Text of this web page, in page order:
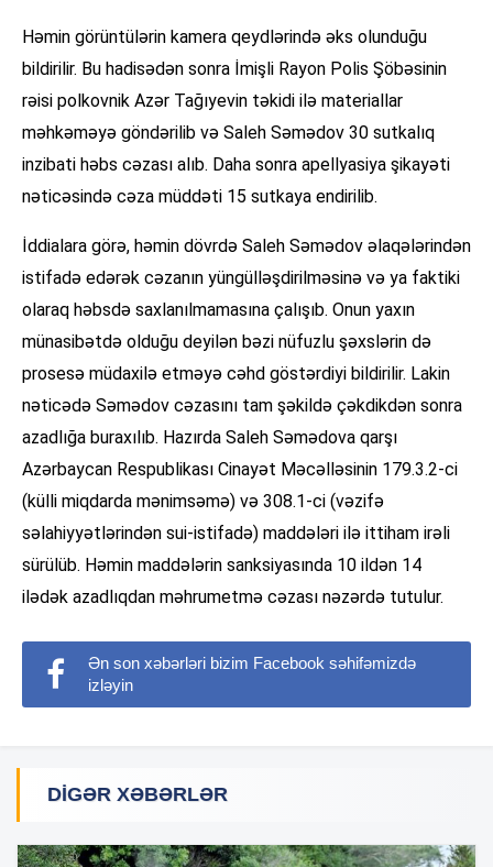
Həmin görüntülərin kamera qeydlərində əks olunduğu
bildirilir. Bu hadisədən sonra İmişli Rayon Polis Şöbəsinin
rəisi polkovnik Azər Tağıyevin təkidi ilə materiallar
məhkəməyə göndərilib və Saleh Səmədov 30 sutkalıq
inzibati həbs cəzası alıb. Daha sonra apellyasiya şikayəti
nəticəsində cəza müddəti 15 sutkaya endirilib.
İddialara görə, həmin dövrdə Saleh Səmədov əlaqələrindən
istifadə edərək cəzanın yüngülləşdirilməsinə və ya faktiki
olaraq həbsdə saxlanılmamasına çalışıb. Onun yaxın
münasibətdə olduğu deyilən bəzi nüfuzlu şəxslərin də
prosesə müdaxilə etməyə cəhd göstərdiyi bildirilir. Lakin
nəticədə Səmədov cəzasını tam şəkildə çəkdikdən sonra
azadlığa buraxılıb. Hazırda Saleh Səmədova qarşı
Azərbaycan Respublikası Cinayət Məcəlləsinin 179.3.2-ci
(külli miqdarda mənimsəmə) və 308.1-ci (vəzifə
səlahiyyətlərindən sui-istifadə) maddələri ilə ittiham irəli
sürülüb. Həmin maddələrin sanksiyasında 10 ildən 14
ilədək azadlıqdan məhrumetmə cəzası nəzərdə tutulur.
Ən son xəbərləri bizim Facebook səhifəmizdə
izləyin
DIGƏR XƏBƏRLƏR